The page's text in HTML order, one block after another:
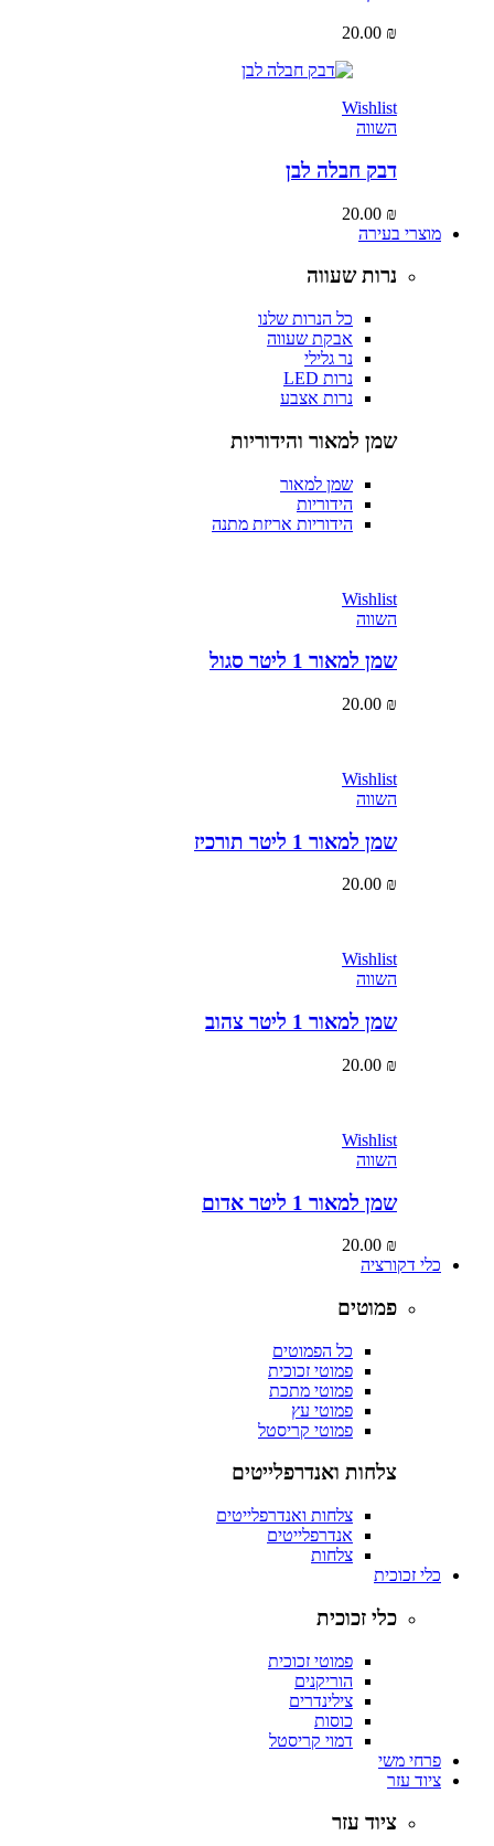
20.00
Wishlist
דבק חבלה לבן
20.00
מוצרי בעירה
נרות שעווה
כל הנרות שלנו
אבקת שעווה
נר גלילי
נרות LED
נרות אצבע
שמן למאור והידוריות
שמן למאור
הידוריות
הידוריות אריזת מתנה
Wishlist
שמן למאור 1 ליטר סגול
20.00
Wishlist
שמן למאור 1 ליטר תורכיז
20.00
Wishlist
שמן למאור 1 ליטר צהוב
20.00
Wishlist
שמן למאור 1 ליטר אדום
20.00
כלי דקורציה
פמוטים
כל הפמוטים
פמוטי זכוכית
פמוטי מתכת
פמוטי עץ
פמוטי קריסטל
צלחות ואנדרפלייטים
צלחות ואנדרפלייטים
אנדרפלייטים
צלחות
כלי זכוכית
כלי זכוכית
פמוטי זכוכית
הוריקנים
צילינדרים
כוסות
דמוי קריסטל
פרחי משי
ציוד עזר
ציוד עזר